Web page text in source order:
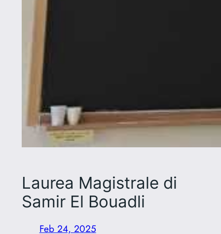
Laurea Magistrale di
Samir El Bouadli
Feb 24, 2025